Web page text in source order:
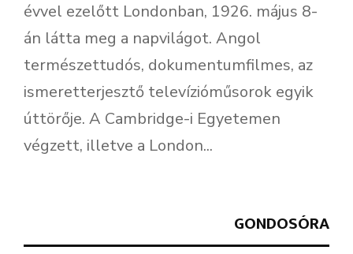
évvel ezelőtt Londonban, 1926. május 8-
án látta meg a napvilágot. Angol
természettudós, dokumentumfilmes, az
ismeretterjesztő televízióműsorok egyik
úttörője. A Cambridge-i Egyetemen
végzett, illetve a London...
GONDOSÓRA